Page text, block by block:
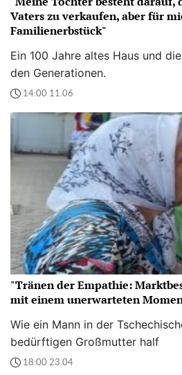
Vaters zu verkaufen, aber für
Familienerbstück"
Ein 100 Jahre altes Haus und
den Generationen.
14:00 11.06
"Tränen der Empathie:
mit einem unerwarteten
Wie ein Mann in der
bedürftigen Großmutter half
18:00 23.04